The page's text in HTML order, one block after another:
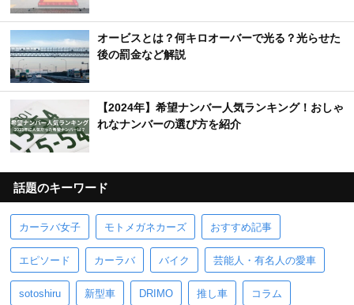
オービスとは？何キロオーバーで光る？光らせた
後の罰金など解説
【2024年】希望ナンバー人気ランキング！おしゃ
れなナンバーの選び方を紹介
話題のキーワード
カーラバ女子 モトメガネカーズ おすすめ記事
エピソード カーラバ バイク 芸能人・有名人の愛車
sotoshiru 新型車 DRIMO 推し車 コラム